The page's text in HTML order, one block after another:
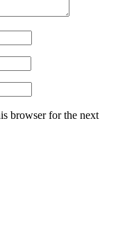
browser for the next